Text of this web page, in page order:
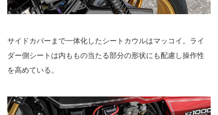
サイドカバーまで一体化したシートカウルはマッコイ。ライ
ダー側シートは内ももの当たる部分の形状にも配慮し操作性
を高めている。